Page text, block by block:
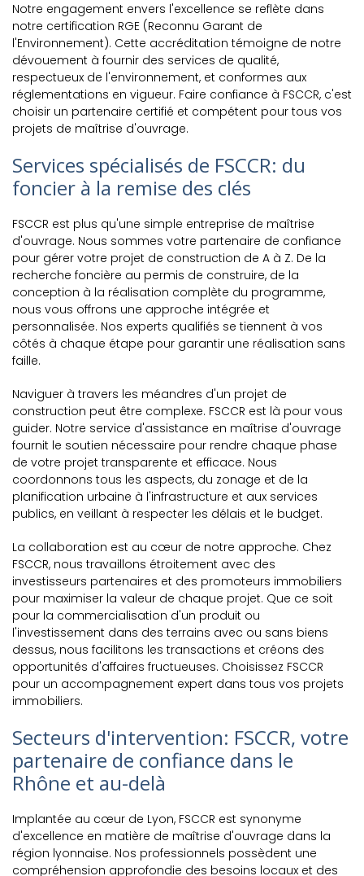
Notre engagement envers l'excellence se reflète dans
notre certification RGE (Reconnu Garant de
l'Environnement). Cette accréditation témoigne de notre
dévouement à fournir des services de qualité,
respectueux de l'environnement, et conformes aux
réglementations en vigueur. Faire confiance à FSCCR, c'est
choisir un partenaire certifié et compétent pour tous vos
projets de maîtrise d'ouvrage.
Services spécialisés de FSCCR: du
foncier à la remise des clés
FSCCR est plus qu'une simple entreprise de maîtrise
d'ouvrage. Nous sommes votre partenaire de confiance
pour gérer votre projet de construction de A à Z. De la
recherche foncière au permis de construire, de la
conception à la réalisation complète du programme,
nous vous offrons une approche intégrée et
personnalisée. Nos experts qualifiés se tiennent à vos
côtés à chaque étape pour garantir une réalisation sans
faille.
Naviguer à travers les méandres d'un projet de
construction peut être complexe. FSCCR est là pour vous
guider. Notre service d'assistance en maîtrise d'ouvrage
fournit le soutien nécessaire pour rendre chaque phase
de votre projet transparente et efficace. Nous
coordonnons tous les aspects, du zonage et de la
planification urbaine à l'infrastructure et aux services
publics, en veillant à respecter les délais et le budget.
La collaboration est au cœur de notre approche. Chez
FSCCR, nous travaillons étroitement avec des
investisseurs partenaires et des promoteurs immobiliers
pour maximiser la valeur de chaque projet. Que ce soit
pour la commercialisation d'un produit ou
l'investissement dans des terrains avec ou sans biens
dessus, nous facilitons les transactions et créons des
opportunités d'affaires fructueuses. Choisissez FSCCR
pour un accompagnement expert dans tous vos projets
immobiliers.
Secteurs d'intervention: FSCCR, votre
partenaire de confiance dans le
Rhône et au-delà
Implantée au cœur de Lyon, FSCCR est synonyme
d'excellence en matière de maîtrise d'ouvrage dans la
région lyonnaise. Nos professionnels possèdent une
compréhension approfondie des besoins locaux et des